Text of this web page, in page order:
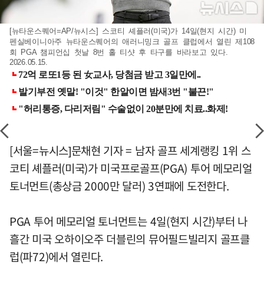
[뉴타운스퀘어=AP/뉴시스] 스코티 셰플러(미국)가 14일(현지 시간) 미
펜실베이니아주 뉴타운스퀘어의 애러니밍크 골프 클럽에서 열린 제108
회 PGA 챔피언십 첫날 8번 홀 티샷 후 타구를 바라보고 있다.
2026.05.15.
[서울=뉴시스]문채현 기자 = 남자 골프 세계랭킹 1위 스
코티 셰플러(미국)가 미국프로골프(PGA) 투어 메모리얼
토너먼트(총상금 2000만 달러) 3연패에 도전한다.
PGA 투어 메모리얼 토너먼트는 4일(현지 시간)부터 나
흘간 미국 오하이오주 더블린의 뮤어필드빌리지 골프클
럽(파72)에서 열린다.